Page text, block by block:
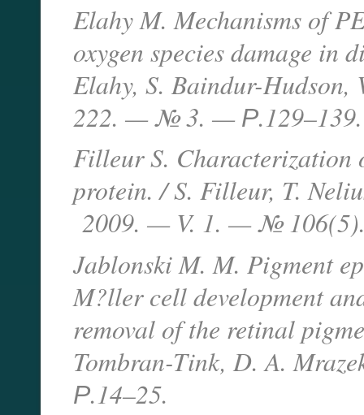
Elahy M. Mechanisms of
oxygen species damage in
Elahy, S. Baindur-
222. — № 3. — Р.129–139.
Filleur S.
protein. / S. Filleur, T.
2009. — V. 1. — №
Jablonski M. M. Pigment
M?ller cell development
removal of the retinal
Tombran-Tink, D. A.
Р.14–25.